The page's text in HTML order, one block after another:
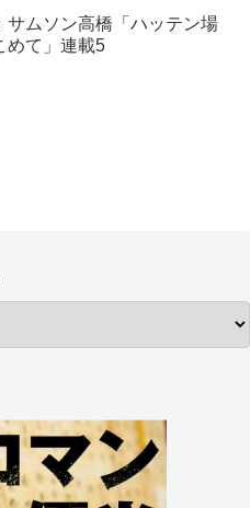
サムソン高橋「ハッテン場
めて」連載5